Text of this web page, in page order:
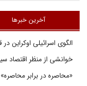
آخرین خبرها
الگوی اسرائیلی اوکراین در
خوانشی از منظر اقتصاد
«محاصره در برابر محاصره»